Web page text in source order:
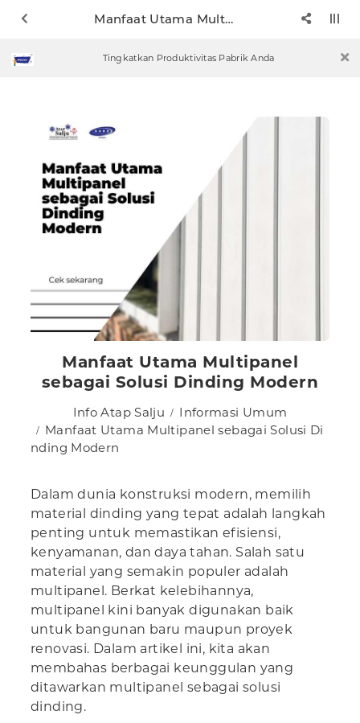
Manfaat Utama Multipanel sebagai Solusi Dinding Modern
Tingkatkan Produktivitas Pabrik Anda
Manfaat Utama Multipanel
sebagai Solusi Dinding Modern
Info Atap Salju
Informasi Umum
Manfaat Utama Multipanel sebagai Solusi Di
nding Modern
Dalam dunia konstruksi modern, memilih
material dinding yang tepat adalah langkah
penting untuk memastikan efisiensi,
kenyamanan, dan daya tahan. Salah satu
material yang semakin populer adalah
multipanel. Berkat kelebihannya,
multipanel kini banyak digunakan baik
untuk bangunan baru maupun proyek
renovasi. Dalam artikel ini, kita akan
membahas berbagai keunggulan yang
ditawarkan multipanel sebagai solusi
dinding.